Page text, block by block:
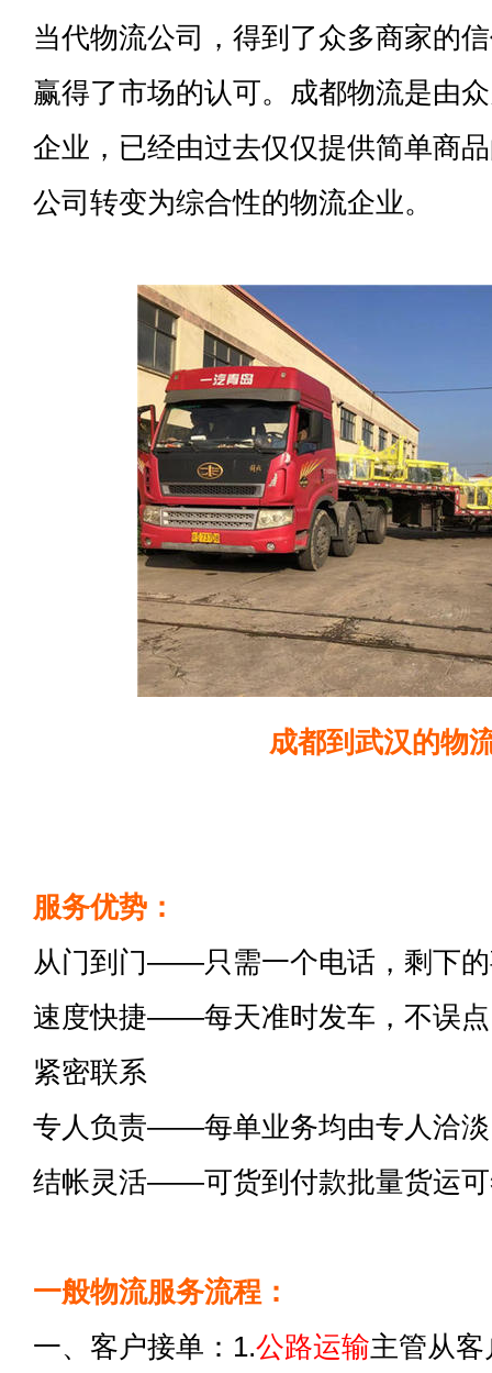
当代物流公司，得到了众多商家的
赢得了市场的认可。成都物流是由
企业，已经由过去仅仅提供简单商
公司转变为综合性的物流企业。
成都到武汉的物
服务优势：
从门到门——只需一个电话，剩下
速度快捷——每天准时发车，不误
紧密联系
专人负责——每单业务均由专人洽
结帐灵活——可货到付款批量货运
一般物流服务流程：
一、客户接单：1.公路运输主管从